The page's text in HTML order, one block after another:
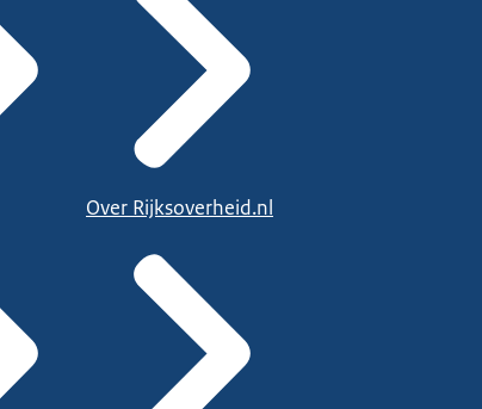
Over Rijksoverheid.nl